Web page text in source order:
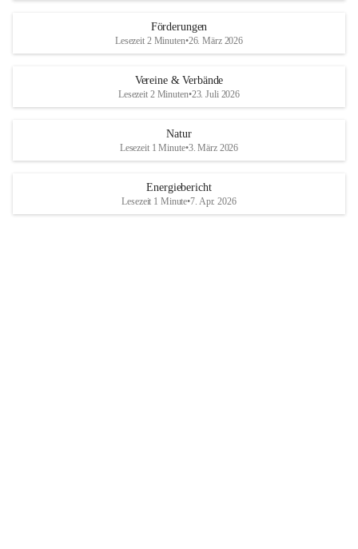
Förderungen
Lesezeit 2 Minuten•26. März 2026
Vereine & Verbände
Lesezeit 2 Minuten•23. Juli 2026
Natur
Lesezeit 1 Minute•3. März 2026
Energiebericht
Lesezeit 1 Minute•7. Apr. 2026